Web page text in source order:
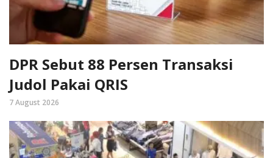
DPR Sebut 88 Persen Transaksi
Judol Pakai QRIS
7 August 2026